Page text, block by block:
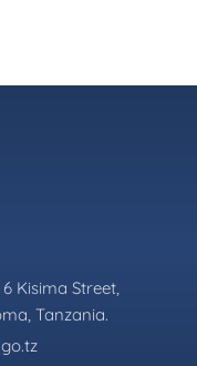
Kisima Street,
Tanzania.